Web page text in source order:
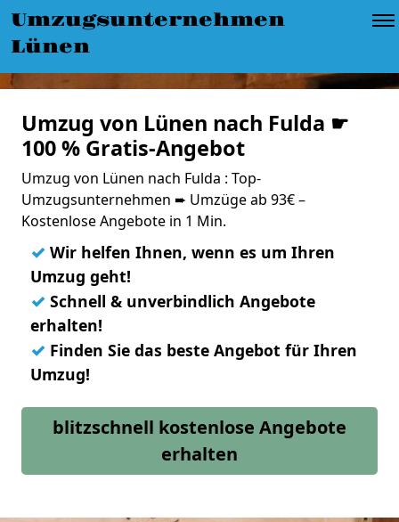
Umzugsunternehmen
Lünen
Umzug von Lünen nach Fulda ☛
100 % Gratis-Angebot
Umzug von Lünen nach Fulda : Top-
Umzugsunternehmen ➨ Umzüge ab 93€ –
Kostenlose Angebote in 1 Min.
✓ Wir helfen Ihnen, wenn es um Ihren
Umzug geht!
✓ Schnell & unverbindlich Angebote
erhalten!
✓ Finden Sie das beste Angebot für Ihren
Umzug!
blitzschnell kostenlose Angebote
erhalten